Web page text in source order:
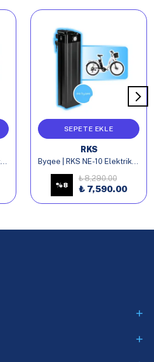
Byqee | Skyjet NE-10 Elektrikli Bisiklet Batarya
SEPETE EKLE
RKS
Byqee | RKS NE-10 Elektrikli Bisiklet Batarya
%8
₺ 8,290.00
₺ 7,590.00